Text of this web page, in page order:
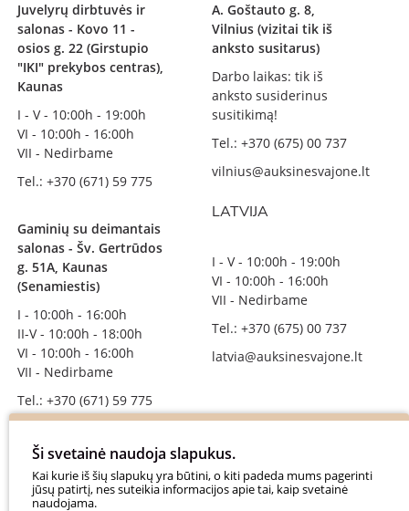
Juvelyrų dirbtuvės ir
salonas - Kovo 11 -
osios g. 22 (Girstupio
"IKI" prekybos centras),
Kaunas
I - V - 10:00h - 19:00h
VI - 10:00h - 16:00h
VII - Nedirbame
Tel.: +370 (671) 59 775
Gaminių su deimantais
salonas - Šv. Gertrūdos
g. 51A, Kaunas
(Senamiestis)
I - 10:00h - 16:00h
II-V - 10:00h - 18:00h
VI - 10:00h - 16:00h
VII - Nedirbame
Tel.: +370 (671) 59 775
SEKITE MUS
auksinesvajone
A. Goštauto g. 8,
Vilnius (vizitai tik iš
anksto susitarus)
Darbo laikas: tik iš
anksto susiderinus
susitikimą!
Tel.: +370 (675) 00 737
vilnius@auksinesvajone.lt
LATVIJA
I - V - 10:00h - 19:00h
VI - 10:00h - 16:00h
VII - Nedirbame
Tel.: +370 (675) 00 737
latvia@auksinesvajone.lt
Ši svetainė naudoja slapukus.
Kai kurie iš šių slapukų yra būtini, o kiti padeda mums pagerinti
jūsų patirtį, nes suteikia informacijos apie tai, kaip svetainė
naudojama.